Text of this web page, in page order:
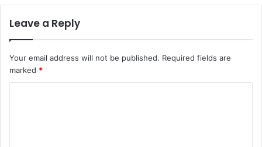
Leave a Reply
Your email address will not be published. Required fields are
marked *